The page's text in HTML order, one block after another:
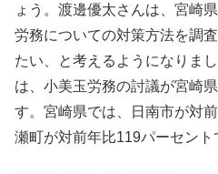
ょう。渡邊優太さんは、宮崎
労務についての対策方法を調
たい、と考えるようになりま
は、小美玉労務の討議が宮崎
す。宮崎県では、日南市が対
瀬町が対前年比119パーセント